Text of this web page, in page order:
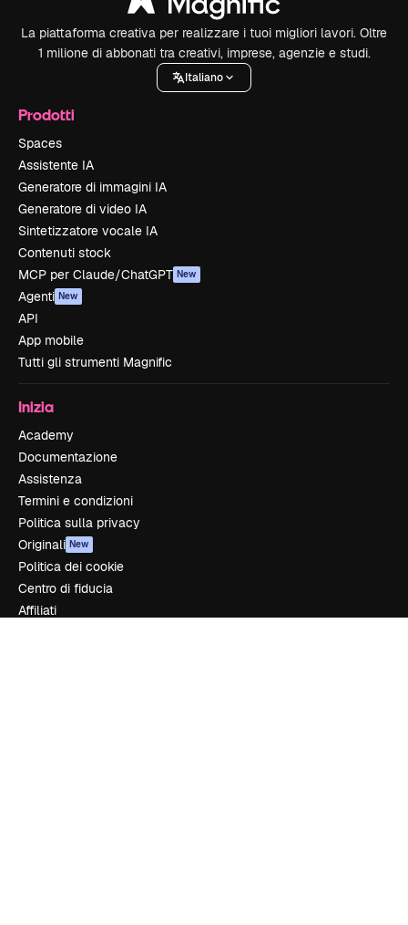
La piattaforma creativa per realizzare i tuoi migliori lavori. Oltre
1 milione di abbonati tra creativi, imprese, agenzie e studi.
Italiano
Prodotti
Spaces
Assistente IA
Generatore di immagini IA
Generatore di video IA
Sintetizzatore vocale IA
Contenuti stock
MCP per Claude/ChatGPT New
Agenti New
API
App mobile
Tutti gli strumenti Magnific
Inizia
Academy
Documentazione
Assistenza
Termini e condizioni
Politica sulla privacy
Originali New
Politica dei cookie
Centro di fiducia
Affiliati